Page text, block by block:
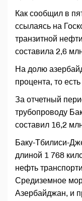
Как сообщил в
ссылаясь на
транзитной
составила 2,6
На долю
процента, то
За отчетный
трубопроводу
составил 16,2
Баку-Тбилиси-
длиной 1 768
нефть
Средиземное
Азербайджан, и